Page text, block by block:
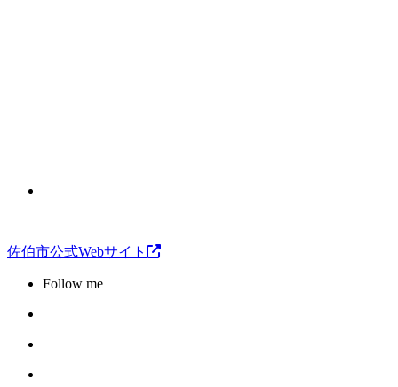
佐伯市公式Webサイト
Follow me